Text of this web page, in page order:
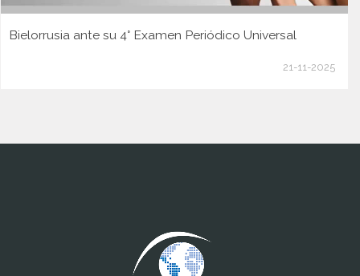
Bielorrusia ante su 4° Examen Periódico Universal
21-11-2025